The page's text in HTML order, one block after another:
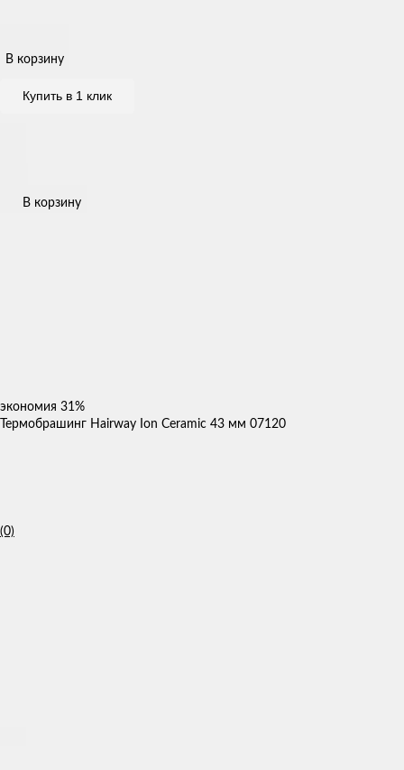
В корзину
Купить в 1 клик
В корзину
экономия 31%
Термобрашинг Hairway Ion Ceramic 43 мм 07120
(0)